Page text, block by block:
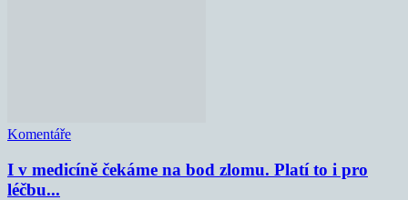
Komentáře
I v medicíně čekáme na bod zlomu. Platí to i pro
léčbu...